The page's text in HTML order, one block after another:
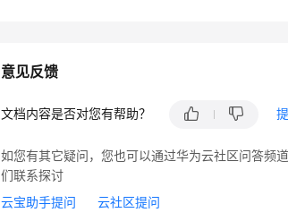
意见反馈
文档内容是否对您有帮助？
如您有其它疑问，您也可以通过华为云社区问答频
们联系探讨
云宝助手提问
云社区提问